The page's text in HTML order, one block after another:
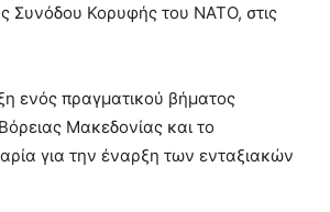
Συνόδου Κορυφής του ΝΑΤΟ, στις
ενός πραγματικού βήματος
Μακεδονίας και το
για την έναρξη των ενταξιακών